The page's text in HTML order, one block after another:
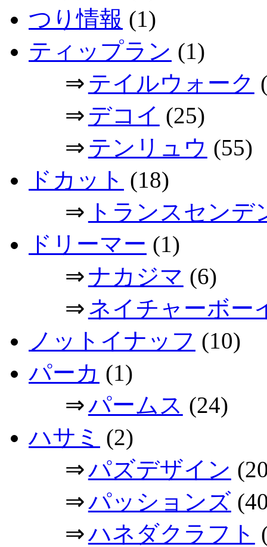
つり情報 (1)
ティップラン (1)
⇒ テイルウォーク
⇒ デコイ (25)
⇒ テンリュウ (55)
ドカット (18)
⇒ トランスセンデ
ドリーマー (1)
⇒ナカジマ (6)
⇒ ネイチャーボー
ノットイナッフ (10)
パーカ (1)
⇒パームス (24)
ハサミ (2)
⇒パズデザイン
⇒パッションズ
⇒ハネダクラフト